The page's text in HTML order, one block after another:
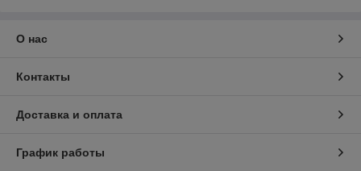
О нас
Контакты
Доставка и оплата
График работы